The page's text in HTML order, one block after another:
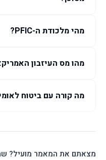
מהי מלכודת ה-PFIC?
מהו מס העיזבון
מה קורה עם ביטוח
מצאתם את המאמר מועיל?